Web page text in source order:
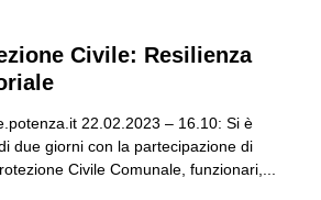
Civile: Resilienza
22.02.2023 – 16.10: Si è
due giorni con la partecipazione di
Civile Comunale, funzionari,...